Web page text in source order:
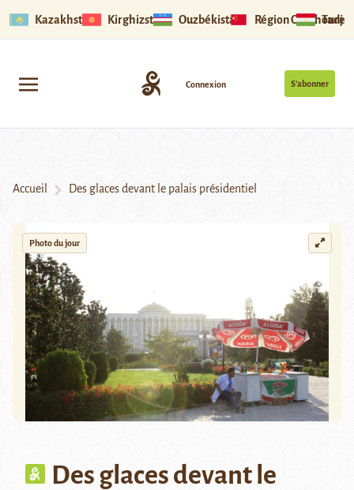
Kazakhstan Kirghizstan Ouzbékistan Région Ouïghoure
S’abonner
Connexion
Accueil Des glaces devant le palais présidentiel
Photo du jour
Des glaces devant le